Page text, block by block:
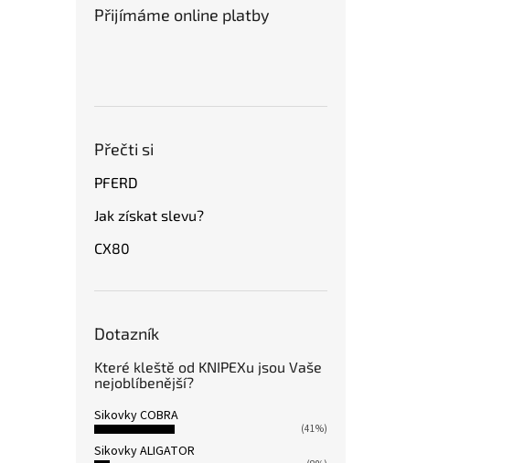
Přijímáme online platby
Přečti si
PFERD
Jak získat slevu?
CX80
Dotazník
Které kleště od KNIPEXu jsou Vaše
nejoblíbenější?
Sikovky COBRA
(41%)
Sikovky ALIGATOR